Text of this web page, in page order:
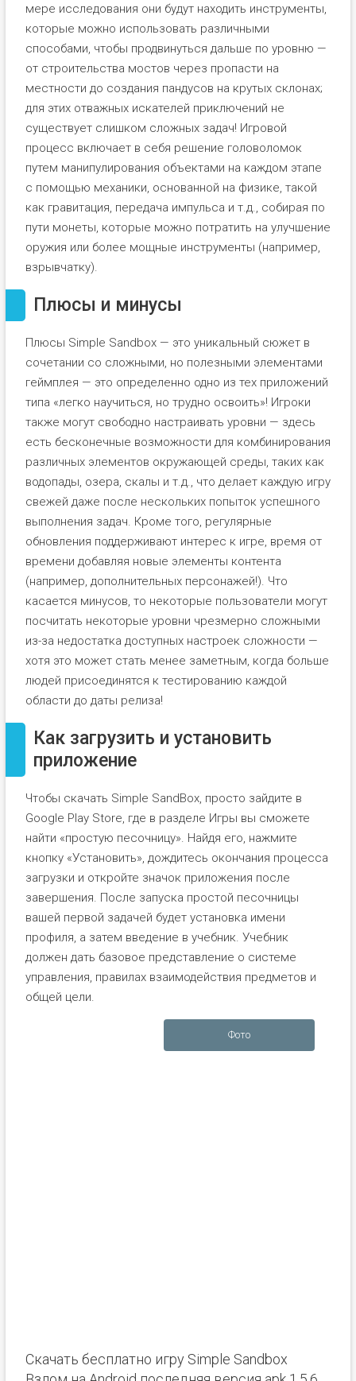
мере исследования они будут находить инструменты,
которые можно использовать различными
способами, чтобы продвинуться дальше по уровню —
от строительства мостов через пропасти на
местности до создания пандусов на крутых склонах;
для этих отважных искателей приключений не
существует слишком сложных задач! Игровой
процесс включает в себя решение головоломок
путем манипулирования объектами на каждом этапе
с помощью механики, основанной на физике, такой
как гравитация, передача импульса и т.д., собирая по
пути монеты, которые можно потратить на улучшение
оружия или более мощные инструменты (например,
взрывчатку).
Плюсы и минусы
Плюсы Simple Sandbox — это уникальный сюжет в
сочетании со сложными, но полезными элементами
геймплея — это определенно одно из тех приложений
типа «легко научиться, но трудно освоить»! Игроки
также могут свободно настраивать уровни — здесь
есть бесконечные возможности для комбинирования
различных элементов окружающей среды, таких как
водопады, озера, скалы и т.д., что делает каждую игру
свежей даже после нескольких попыток успешного
выполнения задач. Кроме того, регулярные
обновления поддерживают интерес к игре, время от
времени добавляя новые элементы контента
(например, дополнительных персонажей!). Что
касается минусов, то некоторые пользователи могут
посчитать некоторые уровни чрезмерно сложными
из-за недостатка доступных настроек сложности —
хотя это может стать менее заметным, когда больше
людей присоединятся к тестированию каждой
области до даты релиза!
Как загрузить и установить
приложение
Чтобы скачать Simple SandBox, просто зайдите в
Google Play Store, где в разделе Игры вы сможете
найти «простую песочницу». Найдя его, нажмите
кнопку «Установить», дождитесь окончания процесса
загрузки и откройте значок приложения после
завершения. После запуска простой песочницы
вашей первой задачей будет установка имени
профиля, а затем введение в учебник. Учебник
должен дать базовое представление о системе
управления, правилах взаимодействия предметов и
общей цели.
Фото
Скачать бесплатно игру Simple Sandbox